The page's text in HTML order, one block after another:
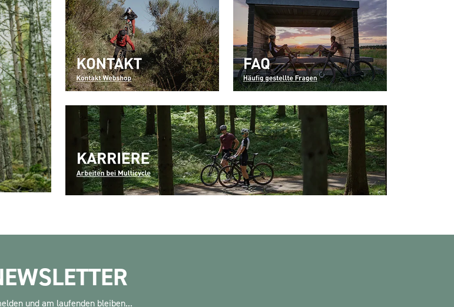
und am laufenden bleiben...